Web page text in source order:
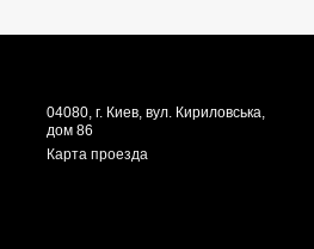
04080, г. Киев, вул. Кириловська,
дом 86
Карта проезда